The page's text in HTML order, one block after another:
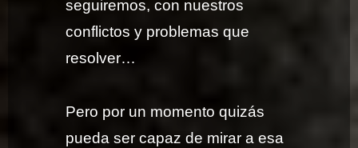
seguiremos, con nuestros
conflictos y problemas que
resolver…
Pero por un momento quizás
pueda ser capaz de mirar a esa